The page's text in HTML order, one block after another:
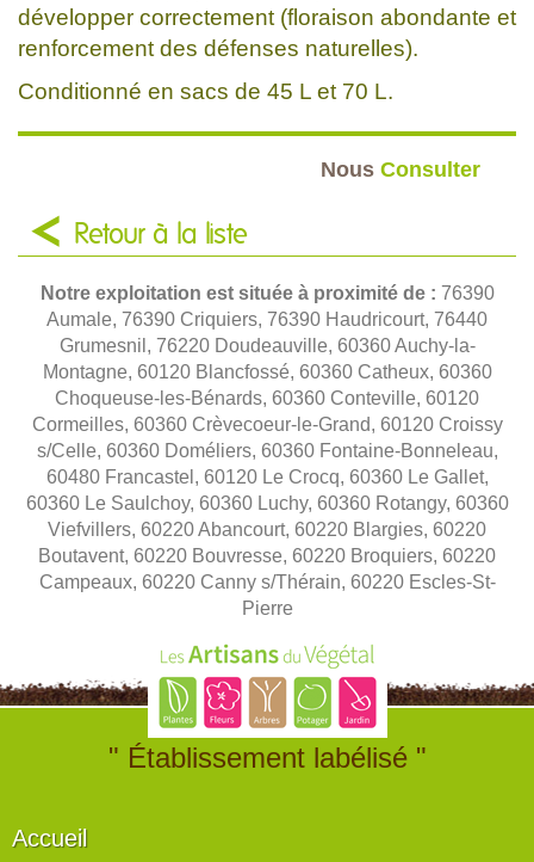
développer correctement (floraison abondante et
renforcement des défenses naturelles).
Conditionné en sacs de 45 L et 70 L.
Nous Consulter
Retour à la liste
Notre exploitation est située à proximité de : 76390
Aumale, 76390 Criquiers, 76390 Haudricourt, 76440
Grumesnil, 76220 Doudeauville, 60360 Auchy-la-
Montagne, 60120 Blancfossé, 60360 Catheux, 60360
Choqueuse-les-Bénards, 60360 Conteville, 60120
Cormeilles, 60360 Crèvecoeur-le-Grand, 60120 Croissy
s/Celle, 60360 Doméliers, 60360 Fontaine-Bonneleau,
60480 Francastel, 60120 Le Crocq, 60360 Le Gallet,
60360 Le Saulchoy, 60360 Luchy, 60360 Rotangy, 60360
Viefvillers, 60220 Abancourt, 60220 Blargies, 60220
Boutavent, 60220 Bouvresse, 60220 Broquiers, 60220
Campeaux, 60220 Canny s/Thérain, 60220 Escles-St-
Pierre
" Établissement labélisé "
Accueil